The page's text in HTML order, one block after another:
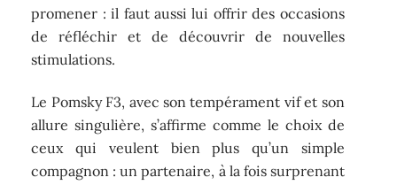
promener : il faut aussi lui offrir des occasions
de réfléchir et de découvrir de nouvelles
stimulations.
Le Pomsky F3, avec son tempérament vif et son
allure singulière, s’affirme comme le choix de
ceux qui veulent bien plus qu’un simple
compagnon : un partenaire, à la fois surprenant